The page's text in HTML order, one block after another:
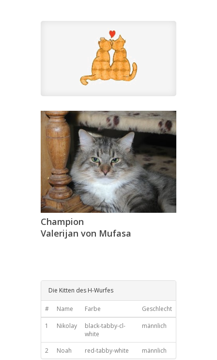
Champion
Valerijan von Mufasa
Die Kitten des H-Wurfes
# Name Farbe Geschlecht
1 Nikolay
black-tabby-cl-
white
männlich
2 Noah red-tabby-white männlich